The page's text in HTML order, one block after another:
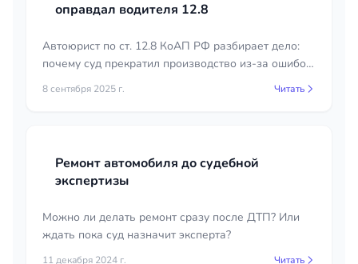
оправдал водителя 12.8
Автоюрист по ст. 12.8 КоАП РФ разбирает дело:
почему суд прекратил производство из-за ошибок
ДПС
8 сентября 2025 г. Читать
Ремонт автомобиля до судебной
экспертизы
Можно ли делать ремонт сразу после ДТП? Или
ждать пока суд назначит эксперта?
11 декабря 2024 г. Читать